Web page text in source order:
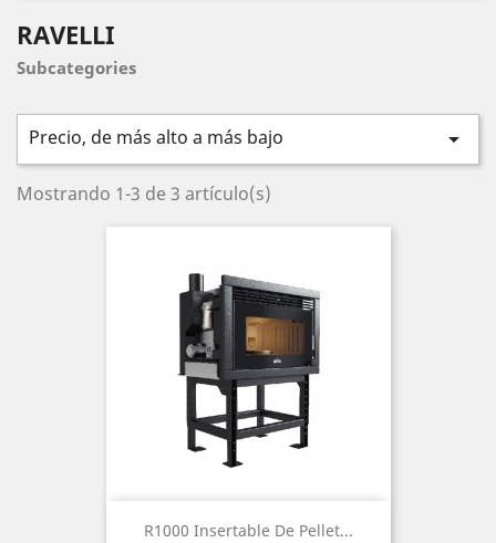
RAVELLI
Subcategories
Precio, de más alto a más bajo 
Mostrando 1-3 de 3 artículo(s)
R1000 Insertable De Pellet...